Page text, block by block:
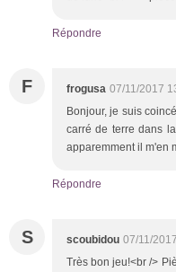
Répondre
F frogusa 07/11/2017
Bonjour, je suis
carré de terre dans
apparemment il m'en
Répondre
S scoubidou 07/11/
Très bon jeu!<br />